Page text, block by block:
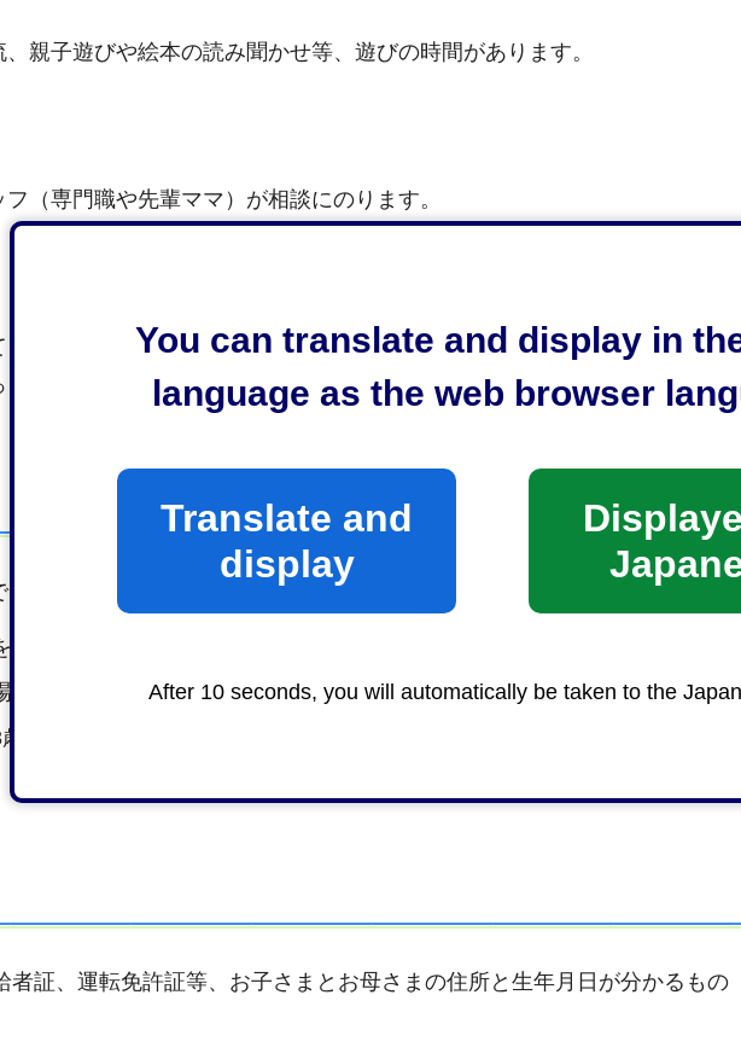
You can translate and display in
language as the web browser
Translate and
display
After 10 seconds, you will automatically be taken to the
親子遊びや絵本の読み聞かせ等、遊びの時間があります。
（専門職や先輩ママ）が相談にのります。
スタッフがお子さまのお世話を手伝います。
り食べたい」「ゆっくりお風呂につかりたい」「からだを動かしたい」
マケアデイサービス担当スタッフへお支払いください。（昼食代等は別途
連れての参加の場合も、利用料の追加はありません。
でお支払いください。
以上の未就園のきょうだいを連れて参加した場合、別途、入場券990円を
者証、運転免許証等、お子さまとお母さまの住所と生年月日が分かるもの